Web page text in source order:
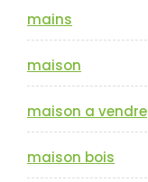
mains
maison
maison a vendre
maison bois